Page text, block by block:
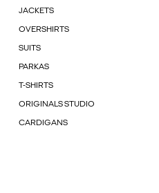
JACKETS
OVERSHIRTS
SUITS
PARKAS
T-SHIRTS
ORIGINALS STUDIO
CARDIGANS